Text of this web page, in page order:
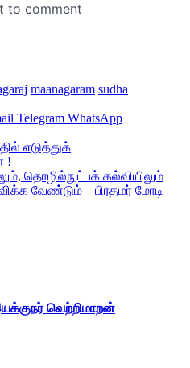
maanagaram sudha
Telegram WhatsApp
எடுத்துக்
!
தொழில்நுட்பக் கல்வியிலும்
வேண்டும் – பிரதமர் மோடி
வெற்றிமாறன்